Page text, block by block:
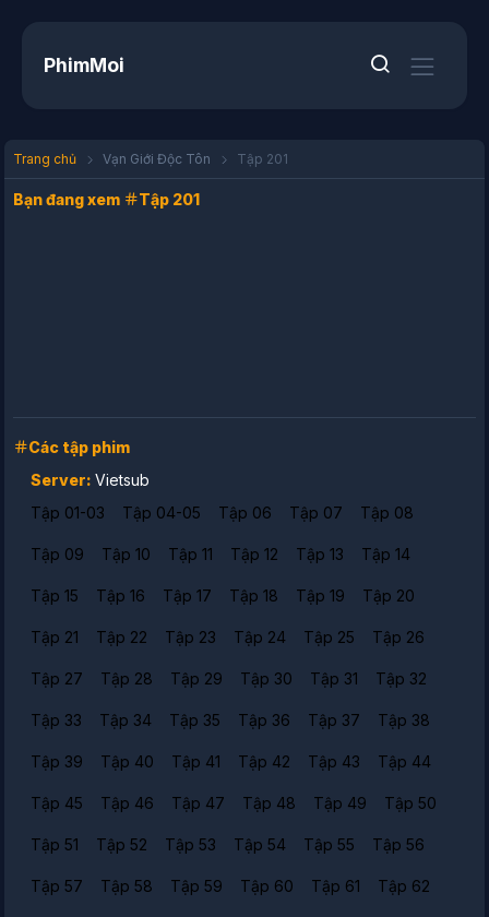
PhimMoi
Trang chủ Vạn Giới Độc Tôn Tập 201
Bạn đang xem Tập 201
Các tập phim
Server: Vietsub
Tập 01-03
Tập 04-05 Tập 06 Tập 07 Tập 08
Tập 09 Tập 10 Tập 11 Tập 12 Tập 13 Tập 14
Tập 15 Tập 16 Tập 17 Tập 18 Tập 19 Tập 20
Tập 21 Tập 22 Tập 23 Tập 24 Tập 25 Tập 26
Tập 27 Tập 28 Tập 29 Tập 30 Tập 31 Tập 32
Tập 33 Tập 34 Tập 35 Tập 36 Tập 37 Tập 38
Tập 39 Tập 40 Tập 41 Tập 42 Tập 43 Tập 44
Tập 45 Tập 46 Tập 47 Tập 48 Tập 49 Tập 50
Tập 51 Tập 52 Tập 53 Tập 54 Tập 55 Tập 56
Tập 57 Tập 58 Tập 59 Tập 60 Tập 61 Tập 62